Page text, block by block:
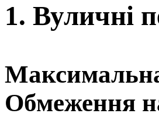
1. Вуличнi
Обмеження